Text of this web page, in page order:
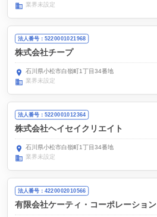
業界未設定
法人番号：5220001021968
株式会社チープ
石川県小松市白嶺町1丁目34番地
業界未設定
法人番号：5220001012364
株式会社ヘイセイクリエイト
石川県小松市白嶺町1丁目34番地
業界未設定
法人番号：4220002010566
有限会社ケーティ・コーポレーション